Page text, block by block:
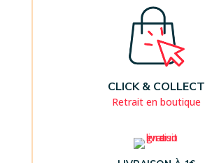
CLICK & COLLECT
Retrait en boutique